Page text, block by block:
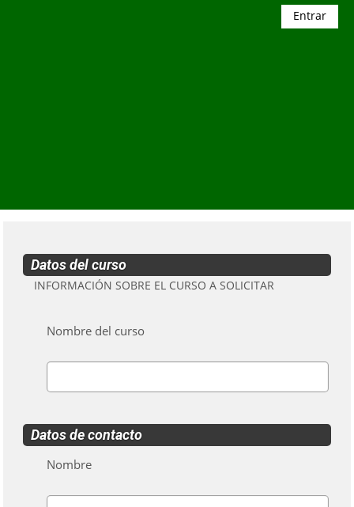
Entrar
Datos del curso
INFORMACIÓN SOBRE EL CURSO A SOLICITAR
Nombre del curso
Datos de contacto
Nombre